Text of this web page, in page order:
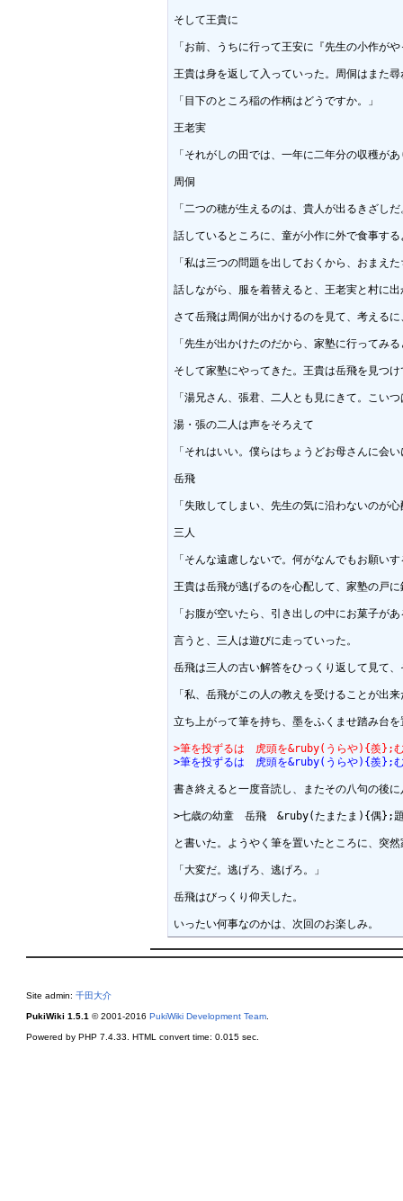
そして王貴に
「お前、うちに行って王安に『先生の小作が
王貴は身を返して入っていった。周侗はまた尋
「目下のところ稲の作柄はどうですか。」
王老実
「それがしの田では、一年に二年分の収穫が
周侗
「二つの穂が生えるのは、貴人が出るきざし
話しているところに、童が小作に外で食事す
「私は三つの問題を出しておくから、おまえ
話しながら、服を着替えると、王老実と村に
さて岳飛は周侗が出かけるのを見て、考えるに
「先生が出かけたのだから、家塾に行ってみ
そして家塾にやってきた。王貴は岳飛を見つ
「湯兄さん、張君、二人とも見にきて。こい
湯・張の二人は声をそろえて
「それはいい。僕らはちょうどお母さんに会
岳飛
「失敗してしまい、先生の気に沿わないのが
三人
「そんな遠慮しないで。何がなんでもお願い
王貴は岳飛が逃げるのを心配して、家塾の戸
「お腹が空いたら、引き出しの中にお菓子が
言うと、三人は遊びに走っていった。
岳飛は三人の古い解答をひっくり返して見て
「私、岳飛がこの人の教えを受けることが出
立ち上がって筆を持ち、墨をふくませ踏み台
>筆を投ずるは　虎頭を&ruby(うらや){羨};
>筆を投ずるは　虎頭を&ruby(うらや){羨};
書き終えると一度音読し、またその八句の後に
>七歳の幼童　岳飛　&ruby(たまたま){偶};
と書いた。ようやく筆を置いたところに、突
「大変だ。逃げろ、逃げろ。」
岳飛はびっくり仰天した。
Site admin: 千田大介
PukiWiki 1.5.1 © 2001-2016 PukiWiki Development Team
Powered by PHP 7.4.33. HTML convert time: 0.015 sec.